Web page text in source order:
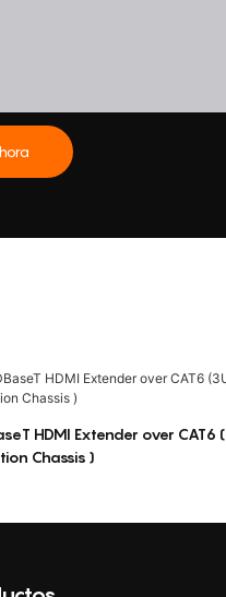
HDMI Extender over CAT6 (3U
Chassis )